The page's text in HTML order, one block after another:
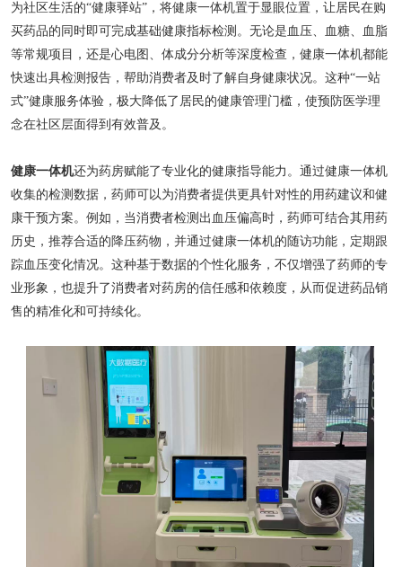
为社区生活的“健康驿站”，将健康一体机置于显眼位置，让居民在购
买药品的同时即可完成基础健康指标检测。无论是血压、血糖、血脂
等常规项目，还是心电图、体成分分析等深度检查，健康一体机都能
快速出具检测报告，帮助消费者及时了解自身健康状况。这种“一站
式”健康服务体验，极大降低了居民的健康管理门槛，使预防医学理
念在社区层面得到有效普及。
健康一体机还为药房赋能了专业化的健康指导能力。通过健康一体机
收集的检测数据，药师可以为消费者提供更具针对性的用药建议和健
康干预方案。例如，当消费者检测出血压偏高时，药师可结合其用药
历史，推荐合适的降压药物，并通过健康一体机的随访功能，定期跟
踪血压变化情况。这种基于数据的个性化服务，不仅增强了药师的专
业形象，也提升了消费者对药房的信任感和依赖度，从而促进药品销
售的精准化和可持续化。